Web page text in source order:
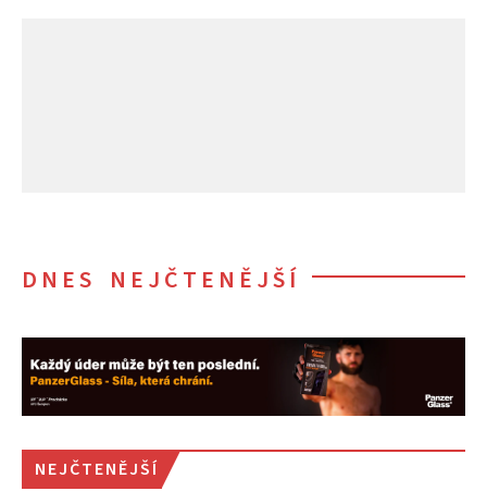
DNES NEJČTENĚJŠÍ
NEJČTENĚJŠÍ